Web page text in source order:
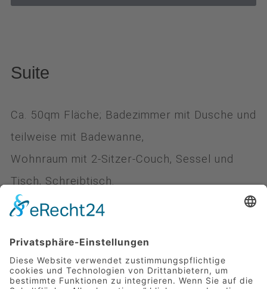
Suite
Ca. 50qm Fläche; Badezimmer mit Dusche und
teilweise mit Badewanne,
Wohnraum mit 2-Sitzer-Couch, Sessel und
Tisch, Schreibtisch.
Separates großzügiges Schlafzimmer,
Türbogen mit Vorhang, teilweise mit zwei
Balkonen.